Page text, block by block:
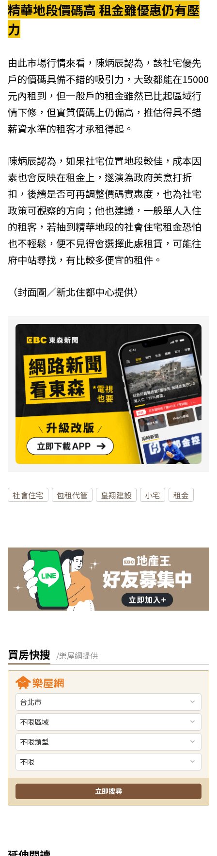
精華地段價碼高 租金雖優惠仍有壓
力
由此市場行情來看，陳炳辰認為，該社宅優先
戶的價碼具備不錯的吸引力，大致都能在15000
元內租到，但一般戶的租金雖然已比起區域行
情下修，但實質價碼上仍偏高，推估得具不錯
薪資水準的租客才承租得起。
陳炳辰認為，如果社宅位置地段較佳，成本因
素也會反映在租金上，遂演為政府美意打折
扣，後續是否可再調整價碼實惠度，也為社宅
政策可觀察的方向；他也建議，一般單人入住
的租客，若抽到精華地段的社會住宅租金恐怕
也不輕鬆，便不見得會選擇此處租賃，可能往
府中站尋找，有比較多便宜的租件。
（封面圖／新北住都中心提供）
社會住宅 包租代管 皇翔建設 小宅 租金
買房快搜 /樂屋網提供